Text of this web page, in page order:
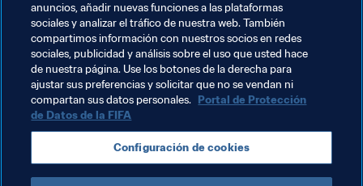
En total, los 5.844 voluntarios se han dividido en 20
áreas funcionales en los estadios y demás instalaciones
de la Copa Confederaciones, con 1.590 en Moscú, 1.733
en San Petersburgo, 1.260 en Kazán y 1.261 en Sochi.
Temas relacionados
Voluntarios Portugal Russia UEFA
anuncios, añadir nuevas funciones a las plataformas
sociales y analizar el tráfico de nuestra web. También
compartimos información con nuestros socios en redes
sociales, publicidad y análisis sobre el uso que usted hace
de nuestra página. Use los botones de la derecha para
ajustar sus preferencias y solicitar que no se vendan ni
compartan sus datos personales. Portal de Protección
de Datos de la FIFA
Configuración de cookies